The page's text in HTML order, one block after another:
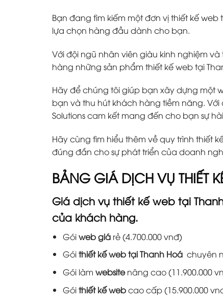
Bạn đang tìm kiếm một đơn vị thiết kế web
lựa chọn hàng đầu dành cho bạn.
Với đội ngũ nhân viên giàu kinh nghiệm
hàng những sản phẩm thiết kế web tại
Hãy để chúng tôi giúp bạn xây dựng một
bạn và thu hút khách hàng tiềm năng. Với
Solutions cam kết mang đến cho bạn sự
Hãy cùng tìm hiểu thêm về quy trình thiết
đúng đắn cho sự phát triển của doanh
BẢNG GIÁ DỊCH VỤ THIẾT
Giá dịch vụ thiết kế web tại
của khách hàng.
Góiweb giárẻ (4.700.000 vnđ)
Góithiết kế web tại Thanh Hoá chuyên
Gói làm websitenâng cao (11.900.000
Góithiết kế webcao cấp (15.900.000